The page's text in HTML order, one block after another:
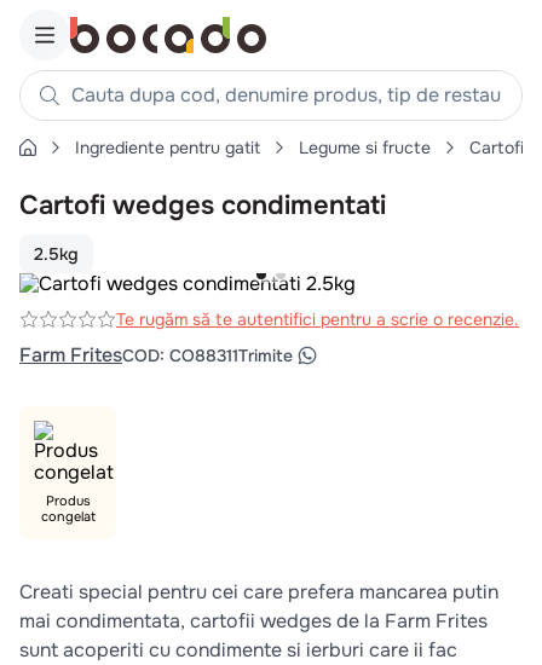
Cauta dupa cod, denumire produs, tip de restaurant,
Căutări populare
1. cartofi
. piept pui
3. pui
4. chifle
5. burger
. ceafa
. aripi
croissant
Ingrediente pentru gatit Legume si fructe Cartofi
Cartofi wedges condimentati
2.5kg
Te rugăm să te autentifici pentru a scrie o recenzie.
Farm FritesCOD: CO88311Trimite
Produs
congelat
Creati special pentru cei care prefera mancarea putin
mai condimentata, cartofii wedges de la Farm Frites
sunt acoperiti cu condimente si ierburi care ii fac